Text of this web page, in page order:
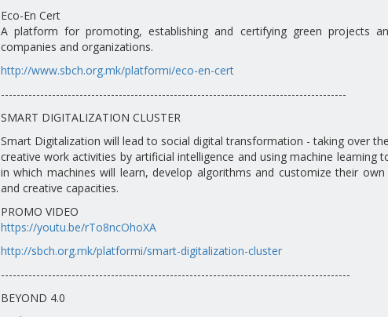
Eco-En Cert
A platform for promoting, establishing and certifying green projects
companies and organizations.
http://www.sbch.org.mk/platformi/eco-en-cert
----------------------------------------------------------------------------------------
SMART DIGITALIZATION CLUSTER
Smart Digitalization will lead to social digital transformation - taking over
creative work activities by artificial intelligence and using machine learning
in which machines will learn, develop algorithms and customize their
and creative capacities.
PROMO VIDEO
https://youtu.be/rTo8ncOhoXA
http://sbch.org.mk/platformi/smart-digitalization-cluster
-----------------------------------------------------------------------------------------
BEYOND 4.0